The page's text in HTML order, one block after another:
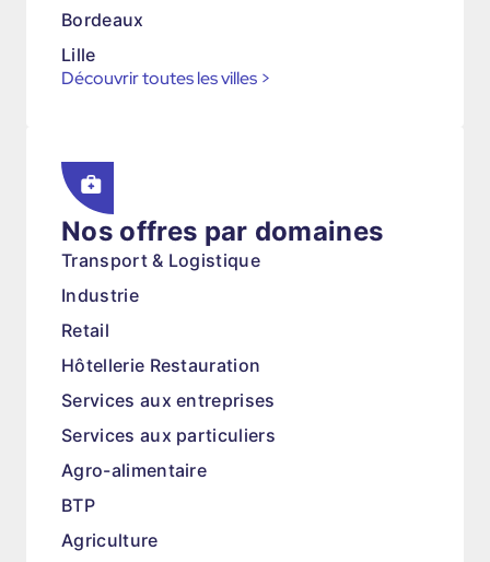
Bordeaux
Lille
Découvrir toutes les villes >
Nos offres par domaines
Transport & Logistique
Industrie
Retail
Hôtellerie Restauration
Services aux entreprises
Services aux particuliers
Agro-alimentaire
BTP
Agriculture